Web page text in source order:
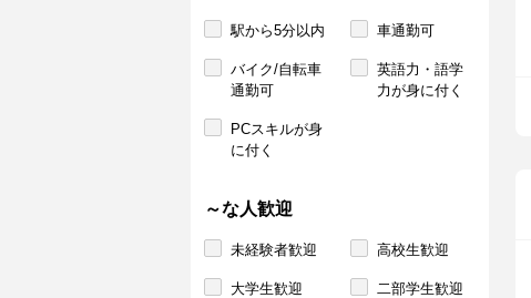
駅から5分以内 車通勤可
バイク/自転車
通勤可
英語力・語学
力が身に付く
PCスキルが身
に付く
～な人歓迎
未経験者歓迎 高校生歓迎
大学生歓迎 二部学生歓迎